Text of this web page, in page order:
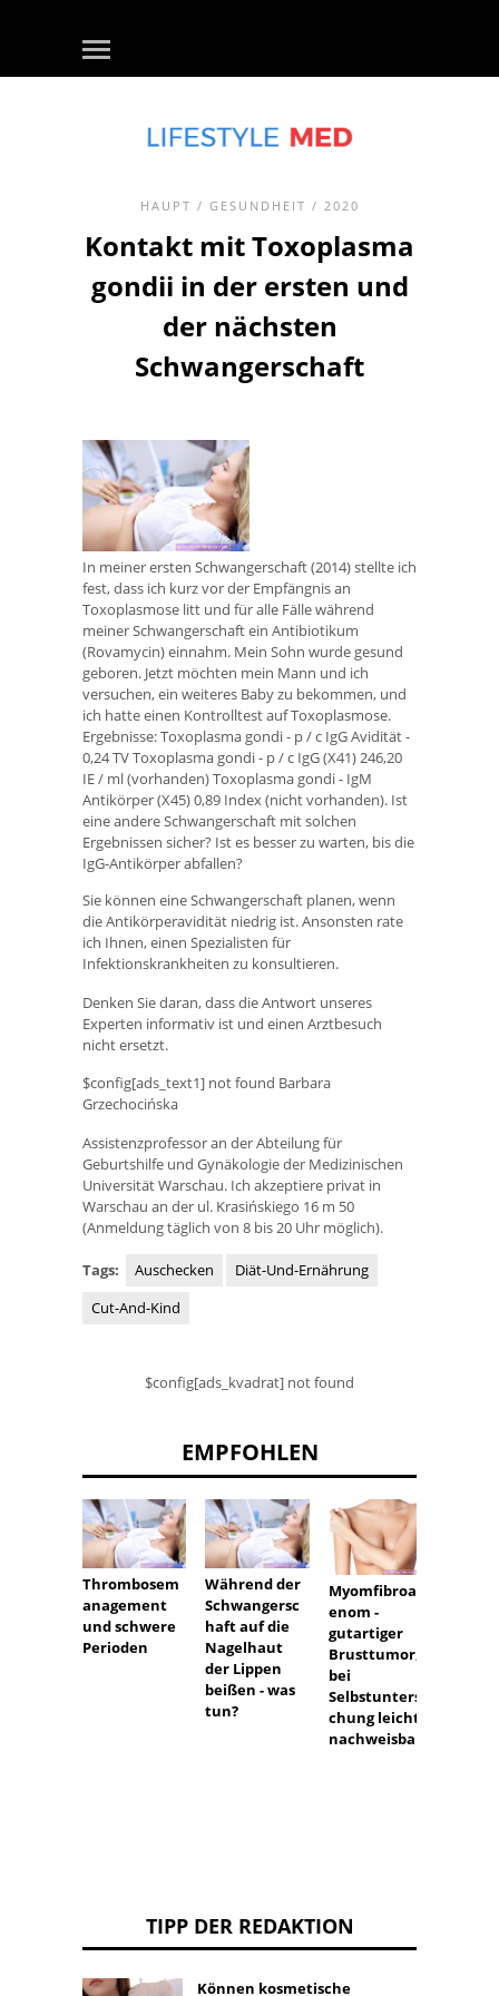
HAUPT / GESUNDHEIT / 2020
Kontakt mit Toxoplasma
gondii in der ersten und
der nächsten
Schwangerschaft
In meiner ersten Schwangerschaft (2014) stellte ich
fest, dass ich kurz vor der Empfängnis an
Toxoplasmose litt und für alle Fälle während
meiner Schwangerschaft ein Antibiotikum
(Rovamycin) einnahm. Mein Sohn wurde gesund
geboren. Jetzt möchten mein Mann und ich
versuchen, ein weiteres Baby zu bekommen, und
ich hatte einen Kontrolltest auf Toxoplasmose.
Ergebnisse: Toxoplasma gondi - p / c IgG Avidität -
0,24 TV Toxoplasma gondi - p / c IgG (X41) 246,20
IE / ml (vorhanden) Toxoplasma gondi - IgM
Antikörper (X45) 0,89 Index (nicht vorhanden). Ist
eine andere Schwangerschaft mit solchen
Ergebnissen sicher? Ist es besser zu warten, bis die
IgG-Antikörper abfallen?
Sie können eine Schwangerschaft planen, wenn
die Antikörperavidität niedrig ist. Ansonsten rate
ich Ihnen, einen Spezialisten für
Infektionskrankheiten zu konsultieren.
Denken Sie daran, dass die Antwort unseres
Experten informativ ist und einen Arztbesuch
nicht ersetzt.
$config[ads_text1] not found Barbara
Grzechocińska
Assistenzprofessor an der Abteilung für
Geburtshilfe und Gynäkologie der Medizinischen
Universität Warschau. Ich akzeptiere privat in
Warschau an der ul. Krasińskiego 16 m 50
(Anmeldung täglich von 8 bis 20 Uhr möglich).
Tags: Auschecken
Diät-Und-Ernährung
Cut-And-Kind
$config[ads_kvadrat] not found
EMPFOHLEN
Thrombosem
anagement
und schwere
Perioden
Während der
Schwangersc
haft auf die
Nagelhaut
der Lippen
beißen - was
tun?
Myomfibroad
enom -
gutartiger
Brusttumor,
bei
Selbstuntersu
chung leicht
nachweisbar
TIPP DER REDAKTION
Können kosmetische